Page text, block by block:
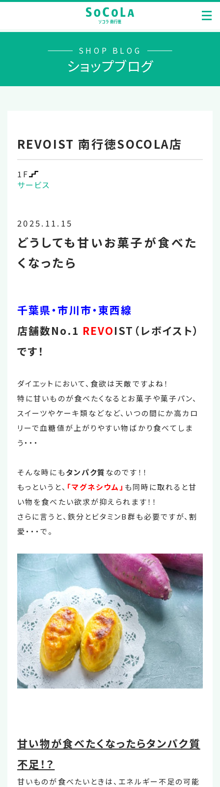
SHOP BLOG
ショップブログ
REVOIST 南行徳SOCOLA店
1F
サービス
2025.11.15
どうしても甘いお菓子が食べた
くなったら
千葉県・市川市・東西線
店舗数No.1 REVOIST（レボイスト）
です！
ダイエットにおいて、食欲は天敵ですよね！
特に甘いものが食べたくなるとお菓子や菓子パン、
スイーツやケーキ類などなど、いつの間にか高カロ
リーで血糖値が上がりやすい物ばかり食べてしま
う・・・
そんな時にもタンパク質 なのです！！
もっというと、 「マグネシウム」 も同時に取れると甘
い物を食べたい欲求が抑えられます！！
さらに言うと、鉄分とビタミンB群も必要ですが、割
愛・・・で。
甘い物が食べたくなったらタンパク質
不足！？
甘いものが食べたいときは、エネルギー不足の可能